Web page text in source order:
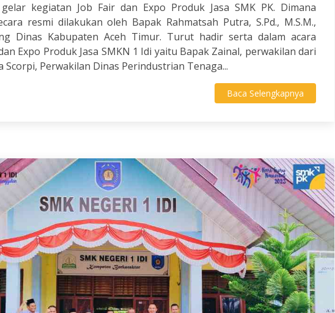
kegiatan Job Fair dan Expo Produk Jasa SMK PK. Dimana
resmi dilakukan oleh Bapak Rahmatsah Putra, S.Pd., M.S.M.,
Dinas Kabupaten Aceh Timur. Turut hadir serta dalam acara
Expo Produk Jasa SMKN 1 Idi yaitu Bapak Zainal, perwakilan dari
Scorpi, Perwakilan Dinas Perindustrian Tenaga...
Baca Selengkapnya